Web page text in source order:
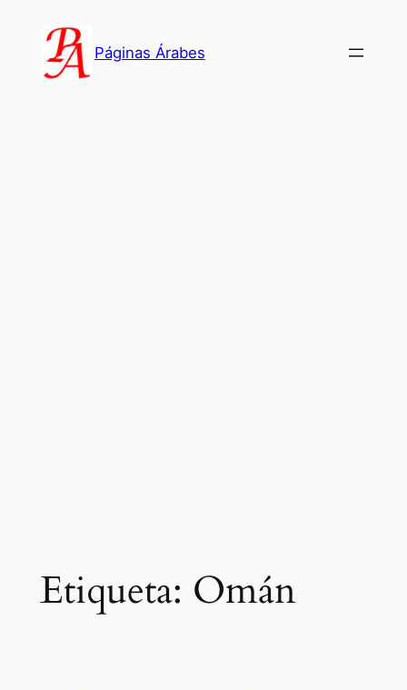
contenido
Páginas Árabes
Etiqueta: Omán